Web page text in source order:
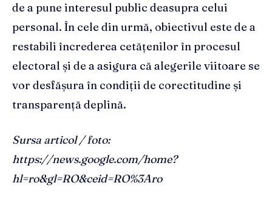
de a pune interesul public deasupra celui
personal. În cele din urmă, obiectivul este de a
restabili încrederea cetățenilor în procesul
electoral și de a asigura că alegerile viitoare se
vor desfășura în condiții de corectitudine și
transparență deplină.
Sursa articol / foto:
https://news.google.com/home?
hl=ro&gl=RO&ceid=RO%3Aro